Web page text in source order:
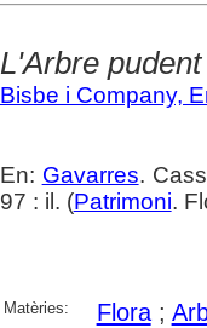
L'Arbre pudent
Bisbe i Company,
En: Gavarres.
97 : il. (Patrimoni.
Matèries: Flora;